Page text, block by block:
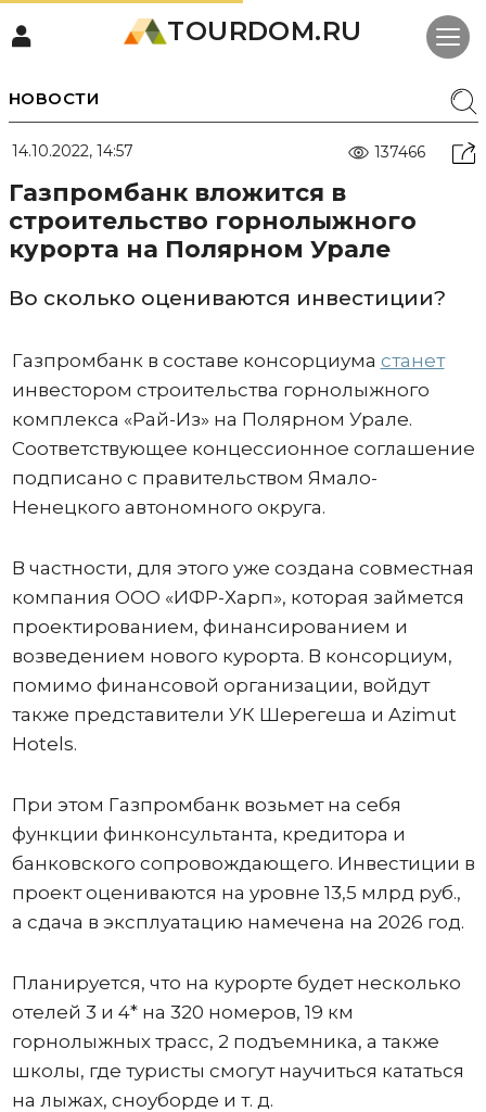
TOURDOM.RU
НОВОСТИ
14.10.2022, 14:57 137466
Газпромбанк вложится в
строительство горнолыжного
курорта на Полярном Урале
Во сколько оцениваются инвестиции?
Газпромбанк в составе консорциума станет
инвестором строительства горнолыжного
комплекса «Рай-Из» на Полярном Урале.
Соответствующее концессионное соглашение
подписано с правительством Ямало-
Ненецкого автономного округа.
В частности, для этого уже создана совместная
компания ООО «ИФР-Харп», которая займется
проектированием, финансированием и
возведением нового курорта. В консорциум,
помимо финансовой организации, войдут
также представители УК Шерегеша и Azimut
Hotels.
При этом Газпромбанк возьмет на себя
функции финконсультанта, кредитора и
банковского сопровождающего. Инвестиции в
проект оцениваются на уровне 13,5 млрд руб.,
а сдача в эксплуатацию намечена на 2026 год.
Планируется, что на курорте будет несколько
отелей 3 и 4* на 320 номеров, 19 км
горнолыжных трасс, 2 подъемника, а также
школы, где туристы смогут научиться кататься
на лыжах, сноуборде и т. д.